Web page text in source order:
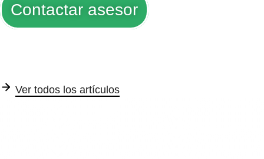
Contactar asesor
Ver todos los artículos